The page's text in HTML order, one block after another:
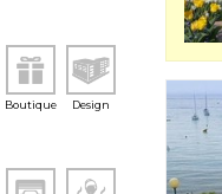
Boutique Design